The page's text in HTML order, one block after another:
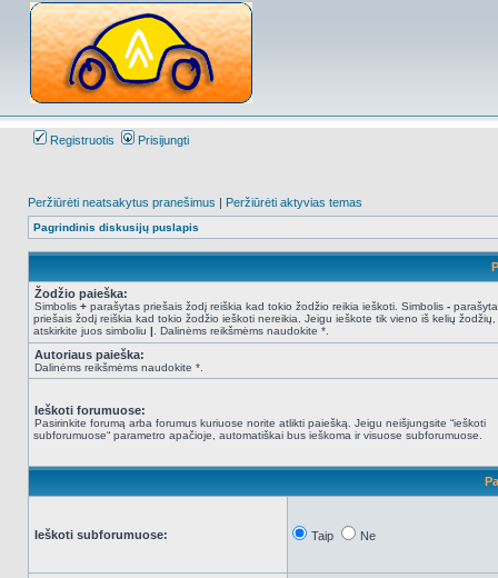
Registruotis Prisijungti
Peržiūrėti neatsakytus pranešimus | Peržiūrėti aktyvias temas
Pagrindinis diskusijų puslapis
Žodžio paieška:
Simbolis + parašytas priešais žodį reiškia kad tokio žodžio reikia ieškoti. Simbolis -
priešais žodį reiškia kad tokio žodžio ieškoti nereikia. Jeigu ieškote tik vieno iš kelių žodžių,
atskirkite juos simboliu | . Dalinėms reikšmėms naudokite *.
Autoriaus paieška:
Dalinėms reikšmėms naudokite *.
Ieškoti forumuose:
Pasirinkite forumą arba forumus kuriuose norite atlikti paiešką. Jeigu neišjungsite “ieškoti
subforumuose“ parametro apačioje, automatiškai bus ieškoma ir visuose subforumuose.
Ieškoti subforumuose: Taip Ne